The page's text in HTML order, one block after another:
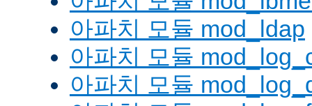
아파치 모듈 mod_ldap
아파치 모듈
아파치 모듈